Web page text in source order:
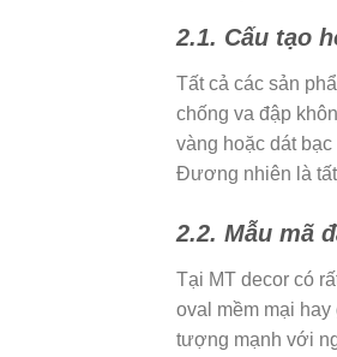
2.1. Cấu tạo
Tất cả các sản
chống va đập
vàng hoặc dát
Đương nhiên là
2.2. Mẫu mã
Tại MT decor có
oval mềm mại
tượng mạnh với